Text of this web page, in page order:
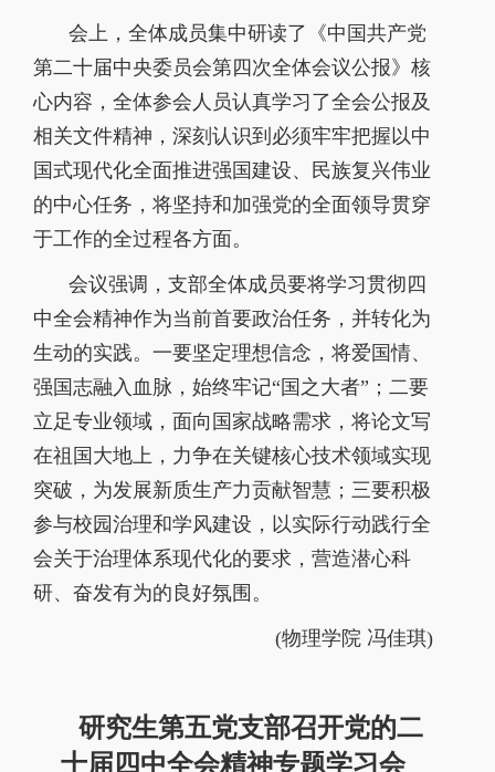
会上，全体成员集中研读了《中国共产党
第二十届中央委员会第四次全体会议公报》核
心内容，全体参会人员认真学习了全会公报及
相关文件精神，深刻认识到必须牢牢把握以中
国式现代化全面推进强国建设、民族复兴伟业
的中心任务，将坚持和加强党的全面领导贯穿
于工作的全过程各方面。
会议强调，支部全体成员要将学习贯彻四
中全会精神作为当前首要政治任务，并转化为
生动的实践。一要坚定理想信念，将爱国情、
强国志融入血脉，始终牢记“国之大者”；二要
立足专业领域，面向国家战略需求，将论文写
在祖国大地上，力争在关键核心技术领域实现
突破，为发展新质生产力贡献智慧；三要积极
参与校园治理和学风建设，以实际行动践行全
会关于治理体系现代化的要求，营造潜心科
研、奋发有为的良好氛围。
(物理学院 冯佳琪)
研究生第五党支部召开党的二
十届四中全会精神专题学习会